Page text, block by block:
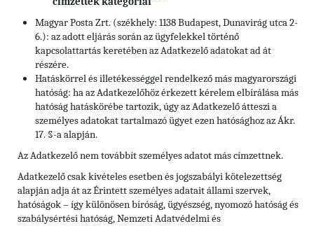
Magyar Posta Zrt. (székhely: 1138 Budapest, Dunavirág utca 2-
6.): az adott eljárás során az ügyfelekkel történő
kapcsolattartás keretében az Adatkezelő adatokat ad át
részére.
Hatáskörrel és illetékességgel rendelkező más magyarországi
hatóság: ha az Adatkezelőhöz érkezett kérelem elbírálása más
hatóság hatáskörébe tartozik, úgy az Adatkezelő átteszi a
személyes adatokat tartalmazó ügyet ezen hatósághoz az Ákr.
17. §-a alapján.
Az Adatkezelő nem továbbít személyes adatot más címzettnek.
Adatkezelő csak kivételes esetben és jogszabályi kötelezettség
alapján adja át az Érintett személyes adatait állami szervek,
hatóságok – így különösen bíróság, ügyészség, nyomozó hatóság és
szabálysértési hatóság, Nemzeti Adatvédelmi és